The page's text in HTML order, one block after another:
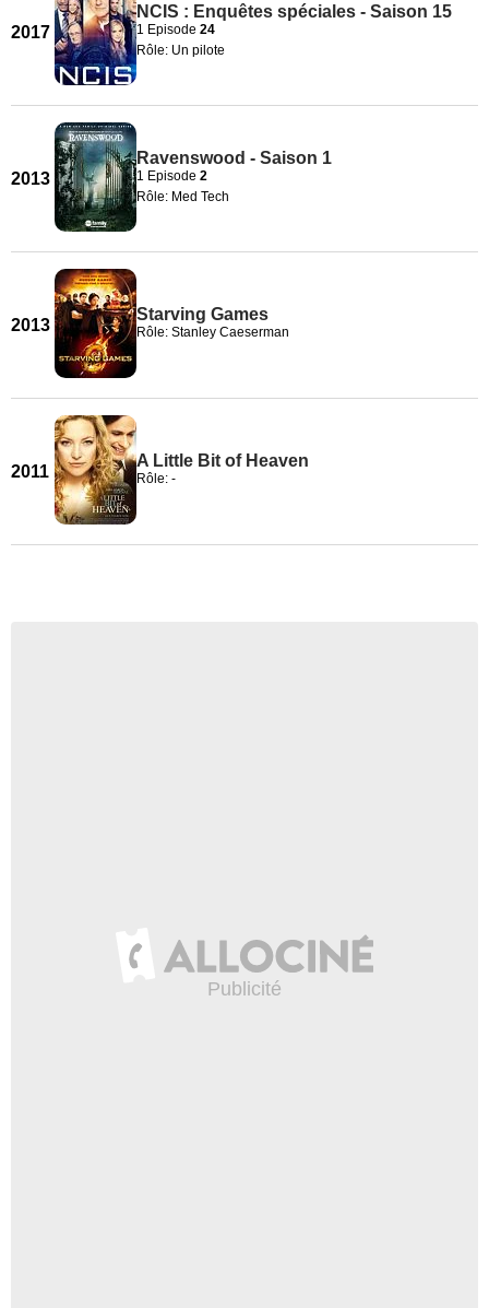
2017
NCIS : Enquêtes spéciales - Saison 15
1 Episode 24
Rôle: Un pilote
2013
Ravenswood - Saison 1
1 Episode 2
Rôle: Med Tech
2013
Starving Games
Rôle: Stanley Caeserman
2011
A Little Bit of Heaven
Rôle: -